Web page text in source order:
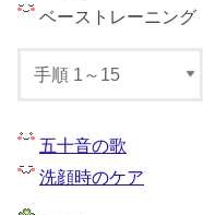
ベーストレーニング
五十音の歌
洗顔時のケア